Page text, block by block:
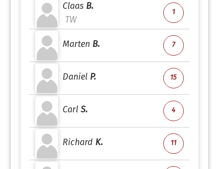
Claas B.
TW
1
Marten B. 7
Daniel P. 15
Carl S. 4
Richard K. 11